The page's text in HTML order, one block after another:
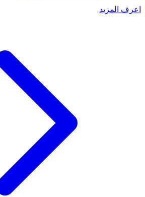
اعرف المزيد